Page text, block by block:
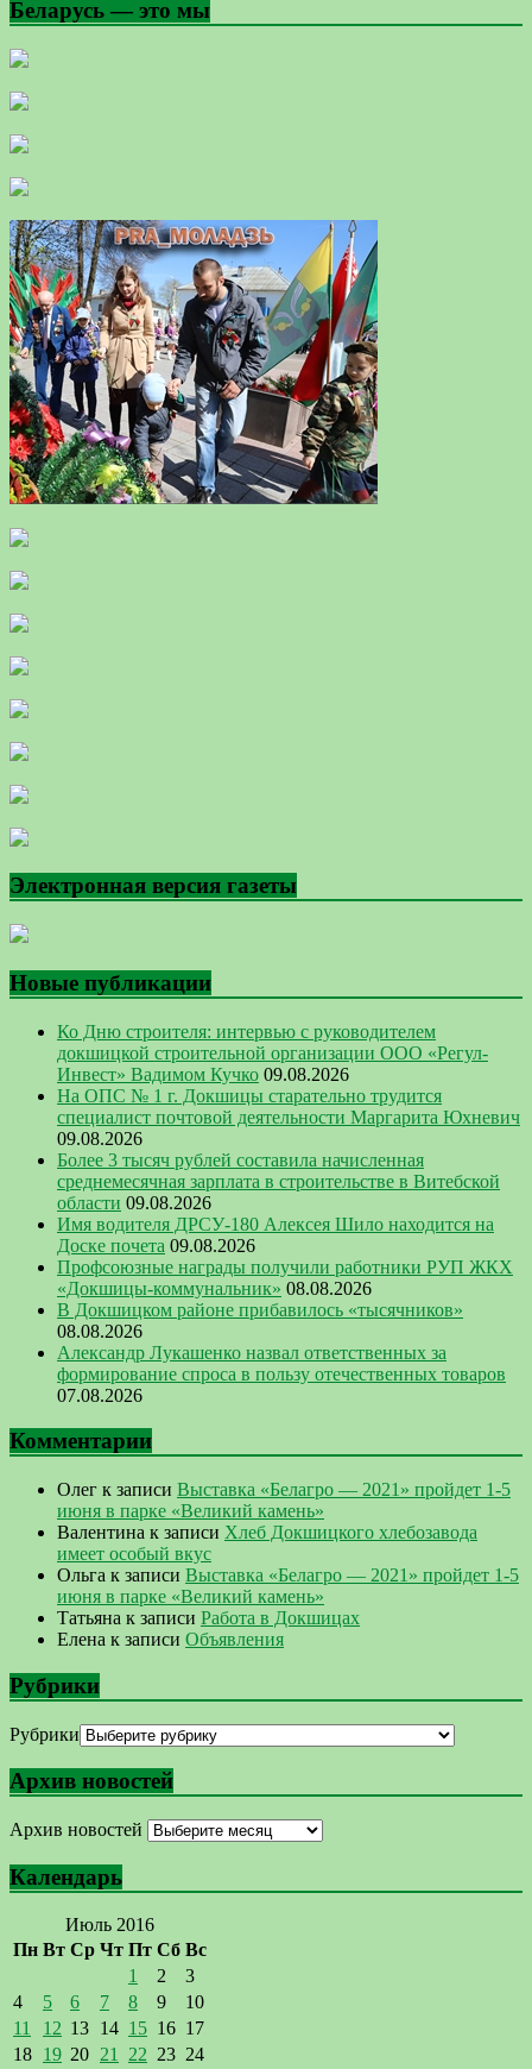
Беларусь — это мы
Электронная версия газеты
Новые публикации
Ко Дню строителя: интервью с руководителем
докшицкой строительной организации ООО «Регул-
Инвест» Вадимом Кучко 09.08.2026
На ОПС № 1 г. Докшицы старательно трудится
специалист почтовой деятельности Маргарита Юхневич
09.08.2026
Более 3 тысяч рублей составила начисленная
среднемесячная зарплата в строительстве в Витебской
области 09.08.2026
Имя водителя ДРСУ-180 Алексея Шило находится на
Доске почета 09.08.2026
Профсоюзные награды получили работники РУП ЖКХ
«Докшицы-коммунальник» 08.08.2026
В Докшицком районе прибавилось «тысячников»
08.08.2026
Александр Лукашенко назвал ответственных за
формирование спроса в пользу отечественных товаров
07.08.2026
Комментарии
Олег к записи Выставка «Белагро — 2021» пройдет 1-5
июня в парке «Великий камень»
Валентина к записи Хлеб Докшицкого хлебозавода
имеет особый вкус
Ольга к записи Выставка «Белагро — 2021» пройдет 1-5
июня в парке «Великий камень»
Татьяна к записи Работа в Докшицах
Елена к записи Объявления
Рубрики
Рубрики
Архив новостей
Архив новостей
Календарь
Июль 2016
Пн Вт Ср Чт Пт Сб Вс
1 2
3
4
5 6 7 8 9
10
11
12 13 14 15 16 17
18 19 20 21 22 23 24